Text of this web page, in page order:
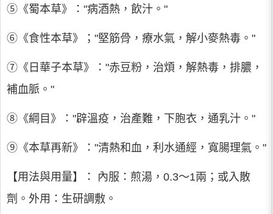
⑤《蜀本草》："病酒熱，飲汁。"
⑥《食性本草》；"堅筋骨，療水氣，解小麥熱毒。"
⑦《日華子本草》："赤豆粉，治煩，解熱毒，排膿，
補血脈。"
⑧《綱目》："辟溫疫，治產難，下胞衣，通乳汁。"
⑨《本草再新》："清熱和血，利水通經，寬腸理氣。"
【用法與用量】： 內服：煎湯，0.3～1兩；或入散
劑。外用：生研調敷。